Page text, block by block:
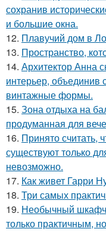
сохранив
и большие окна.
12. Плавучий дом в
13. Пространство,
14. Архитектор Анна
интерьер,
винтажные формы.
15. Зона отдыха на
продуманная для
16. Принято считать,
существуют только
невозможно.
17. Как живет Гарри
18. Три самых
19. Необычный
только практичным,